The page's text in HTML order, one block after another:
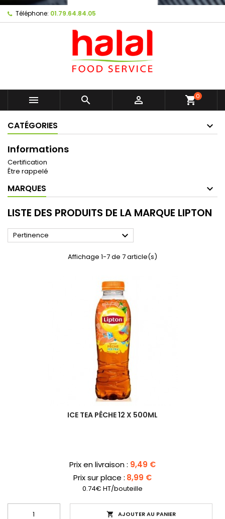
Téléphone: 01.79.64.84.05
   shopping_cart0
CATÉGORIES
Informations
Certification
Être rappelé
MARQUES
LISTE DES PRODUITS DE LA MARQUE LIPTON
Pertinence 
Affichage 1-7 de 7 article(s)
ICE TEA PÊCHE 12 X 500ML
Prix
Prix en livraison : 9,49 €
Prix sur place : 8,99 €
0.74€ HT/bouteille
 AJOUTER AU PANIER